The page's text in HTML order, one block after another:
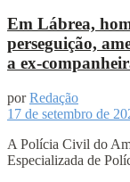
Em Lábrea,
perseguição,
a ex-
por Redação
17 de setembro de
A Polícia Civil do
Especializada de